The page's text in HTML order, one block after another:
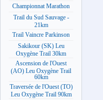
Championnat Marathon
Trail du Sud Sauvage -
21km
Trail Vaincre Parkinson
Sakikour (SK) Leu
Oxygène Trail 30km
Ascension de l'Ouest
(AO) Leu Oxygène Trail
60km
Traversée de l'Ouest (TO)
Leu Oxygène Trail 90km